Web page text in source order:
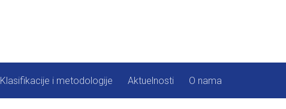
Klasifikacije i metodologije Aktuelnosti O nama